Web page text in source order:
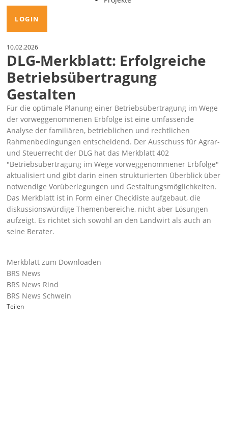
LOGIN
10.02.2026
DLG-Merkblatt: Erfolgreiche
Betriebsübertragung
Gestalten
Für die optimale Planung einer Betriebsübertragung im Wege
der vorweggenommenen Erbfolge ist eine umfassende
Analyse der familiären, betrieblichen und rechtlichen
Rahmenbedingungen entscheidend. Der Ausschuss für Agrar-
und Steuerrecht der DLG hat das Merkblatt 402
Betriebsübertragung im Wege vorweggenommener Erbfolge
aktualisiert und gibt darin einen strukturierten Überblick über
notwendige Vorüberlegungen und Gestaltungsmöglichkeiten.
Das Merkblatt ist in Form einer Checkliste aufgebaut, die
diskussionswürdige Themenbereiche, nicht aber Lösungen
aufzeigt. Es richtet sich sowohl an den Landwirt als auch an
seine Berater.
Merkblatt zum Downloaden
BRS News
BRS News Rind
BRS News Schwein
Teilen